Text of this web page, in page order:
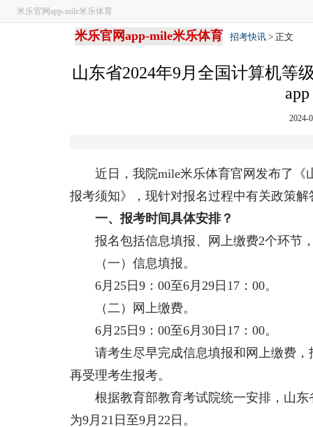
米乐官网app-mile米乐体育
米乐官网app-mile米乐体育 招考快讯 > 正文
山东省2024年9月全国计算机等
app
2024-
近日，我院mile米乐体育官网发布了《
报考须知》，现针对报名过程中有关政策解
一、报考时间具体安排？
报名包括信息填报、网上缴费2个环节
（一）信息填报。
6月25日9：00至6月29日17：00。
（二）网上缴费。
6月25日9：00至6月30日17：00。
请考生尽早完成信息填报和网上缴费，
再受理考生报考。
根据教育部教育考试院统一安排，山东
为9月21日至9月22日。